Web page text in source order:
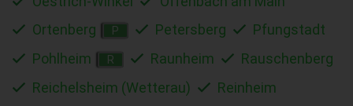
Ortenberg
P Petersberg
Pfungstadt
Pohlheim
R Raunheim
Rauschenberg
Reichelsheim (Wetterau)
Reinheim